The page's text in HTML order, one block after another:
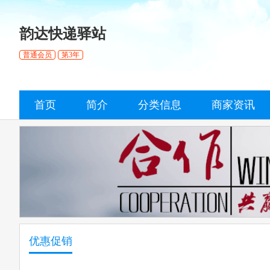
韵达快递驿站
普通会员 第3年
首页 简介 分类信息 商家资讯
优惠促销